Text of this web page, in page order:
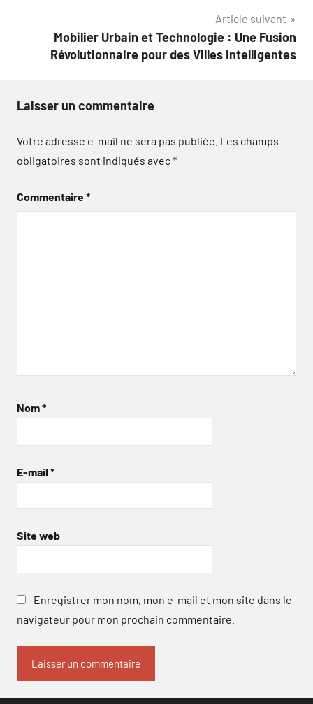
Article suivant
Mobilier Urbain et Technologie : Une Fusion
Révolutionnaire pour des Villes Intelligentes
Laisser un commentaire
Votre adresse e-mail ne sera pas publiée. Les champs
obligatoires sont indiqués avec*
Commentaire*
Nom*
E-mail *
Site web
Enregistrer mon nom, mon e-mail et mon site dans le
navigateur pour mon prochain commentaire.